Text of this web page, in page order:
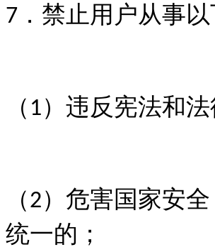
7 ．禁止用户从事以
（ 1）违反宪法和
（2）危害国家安
统一的；